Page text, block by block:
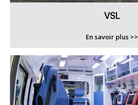
VSL
En savoir plus >>